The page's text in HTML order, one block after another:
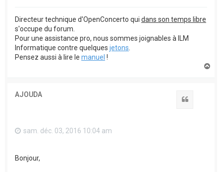
Directeur technique d'OpenConcerto qui dans son temps libre
s'occupe du forum.
Pour une assistance pro, nous sommes joignables à ILM
Informatique contre quelques jetons.
Pensez aussi à lire le manuel !
AJOUDA
sam. déc. 03, 2016 10:04 am
Bonjour,